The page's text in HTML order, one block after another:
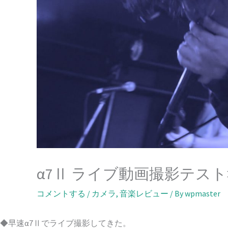
α7Ⅱ ライブ動画撮影テス
コメントする / カメラ, 音楽レビュー / Bywpmaster
◆早速α7Ⅱでライブ撮影してきた。